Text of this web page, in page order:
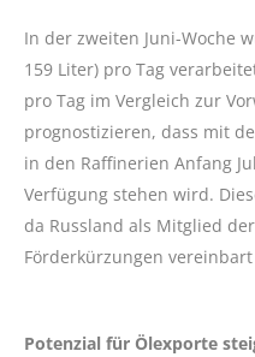
In der zweiten Juni-Woche
159 Liter) pro Tag
pro Tag im Vergleich zur
prognostizieren, dass mit
in den Raffinerien Anfang
Verfügung stehen wird.
da Russland als Mitglied
Förderkürzungen
Potenzial für Ölexporte